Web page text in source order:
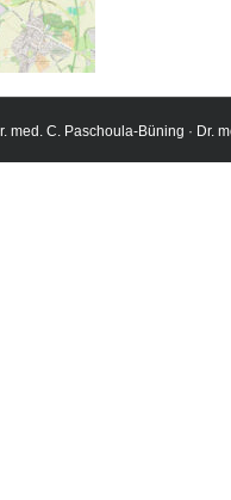
med. C. Paschoula-Büning · Dr.